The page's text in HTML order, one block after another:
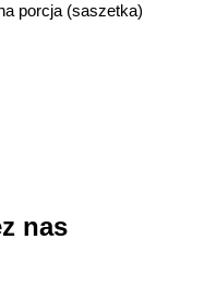
porcja (saszetka)
nas